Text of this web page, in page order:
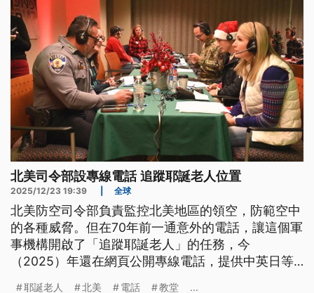
北美司令部設專線電話 追蹤耶誕老人位置
2025/12/23 19:39 全球
北美防空司令部負責監控北美地區的領空，防範空中
的各種威脅。但在70年前一通意外的電話，讓這個軍
事機構開啟了「追蹤耶誕老人」的任務，今
（2025）年還在網頁公開專線電話，提供中英日等9
耶誕老人 北美 電話 教堂 ...